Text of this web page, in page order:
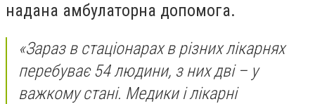
надана амбулаторна допомога.
«Зараз в стаціонарах в різних лікарнях
перебуває 54 людини, з них дві – у
важкому стані. Медики і лікарні